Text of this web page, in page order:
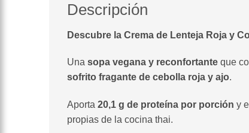
Descripción
Descubre la Crema de Lenteja Roja y
Unasopa vegana y reconfortante que
sofrito fragante de cebolla roja y ajo.
Aporta20,1 g de proteína por porción y
propias de la cocina thai.